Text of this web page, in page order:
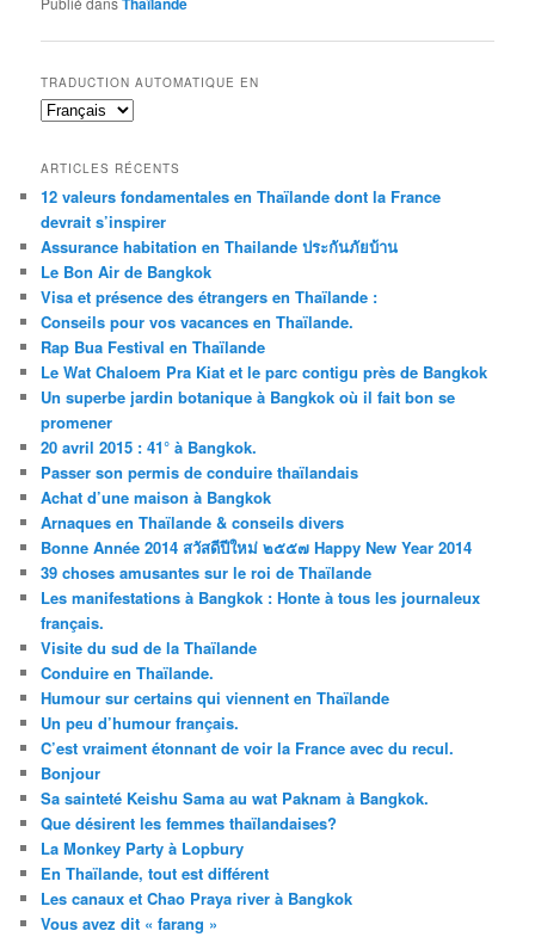
TRADUCTION AUTOMATIQUE EN
ARTICLES RÉCENTS
12 valeurs fondamentales en Thaïlande dont la France
devrait s’inspirer
Assurance habitation en Thailande ประกันภัยบ้าน
Le Bon Air de Bangkok
Visa et présence des étrangers en Thaïlande :
Conseils pour vos vacances en Thaïlande.
Rap Bua Festival en Thaïlande
Le Wat Chaloem Pra Kiat et le parc contigu près de Bangkok
Un superbe jardin botanique à Bangkok où il fait bon se
promener
20 avril 2015 : 41° à Bangkok.
Passer son permis de conduire thaïlandais
Achat d’une maison à Bangkok
Arnaques en Thaïlande & conseils divers
Bonne Année 2014 สวัสดีปีใหม่ ๒๕๕๗ Happy New Year 2014
39 choses amusantes sur le roi de Thaïlande
Les manifestations à Bangkok : Honte à tous les journaleux
français.
Visite du sud de la Thaïlande
Conduire en Thaïlande.
Humour sur certains qui viennent en Thaïlande
Un peu d’humour français.
C’est vraiment étonnant de voir la France avec du recul.
Bonjour
Sa sainteté Keishu Sama au wat Paknam à Bangkok.
Que désirent les femmes thaïlandaises?
La Monkey Party à Lopbury
En Thaïlande, tout est différent
Les canaux et Chao Praya river à Bangkok
Vous avez dit « farang »